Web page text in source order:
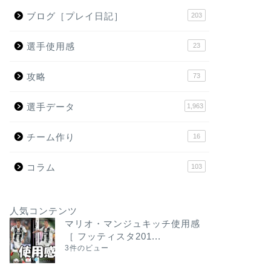
ブログ［プレイ日記］ 203
選手使用感 23
攻略 73
選手データ 1,963
チーム作り 16
コラム 103
人気コンテンツ
マリオ・マンジュキッチ使用感
［ フッティスタ201...
3件のビュー